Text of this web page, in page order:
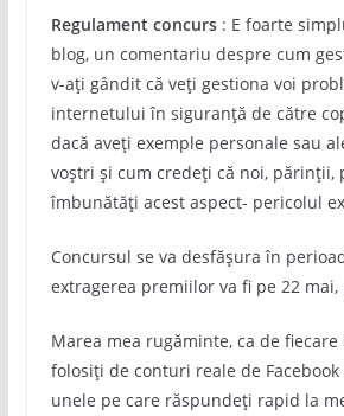
Regulament concurs: E foarte
blog, un comentariu despre cum
v-ați gândit că veți gestiona voi
internetului în siguranță de către
dacă aveți exemple personale sau
voștri și cum credeți că noi, părinții,
îmbunătăți acest aspect- pericolul
Concursul se va desfășura în
extragerea premiilor va fi pe 22
Marea mea rugăminte, ca de fiecare
folosiți de conturi reale de Facebook
unele pe care răspundeți rapid la